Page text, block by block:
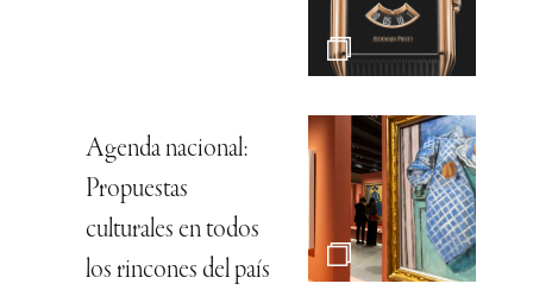
Agenda nacional:
Propuestas
culturales en todos
los rincones del país